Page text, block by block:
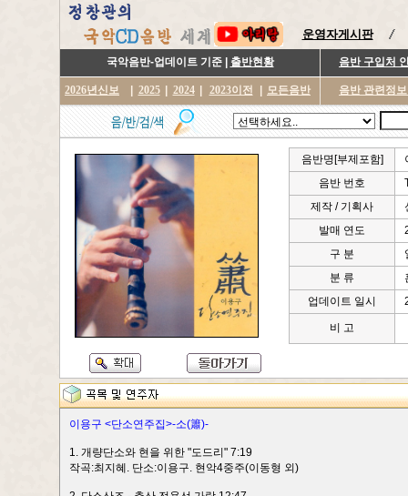
운영자게시판
국악음반-업데이트 기준 | 출반현황 음반 구입처
2026년신보 2025 2024 2023이전 모든음반 음반 관련정
음반명[부제포함]
음반 번호
제작 / 기획사
발매 연도
구 분
분 류
업데이트 일시
비 고
이용구 <단소연주집>-소(簫)-
1. 개량단소와 현을 위한 "도드리" 7:19
작곡:최지혜. 단소:이용구. 현악4중주(이동형 외)